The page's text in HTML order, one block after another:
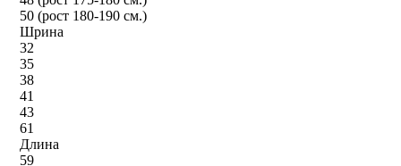
50 (рост 180-190 см.)
Шрина
32
35
38
41
43
61
Длина
59